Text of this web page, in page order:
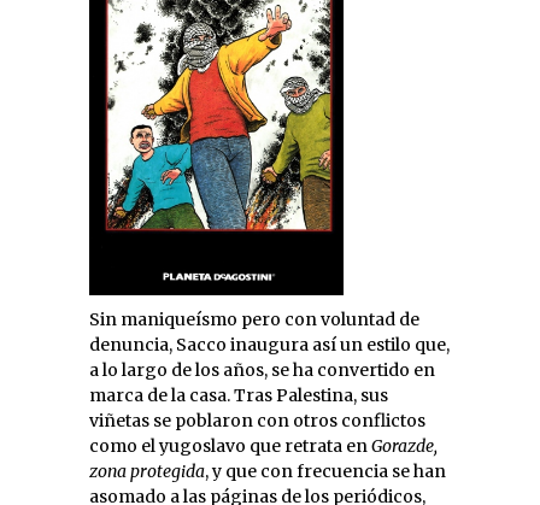
Sin maniqueísmo pero con voluntad de
denuncia, Sacco inaugura así un estilo que,
a lo largo de los años, se ha convertido en
marca de la casa. Tras Palestina, sus
viñetas se poblaron con otros conflictos
como el yugoslavo que retrata enGorazde,
zona protegida, y que con frecuencia se han
asomado a las páginas de los periódicos,